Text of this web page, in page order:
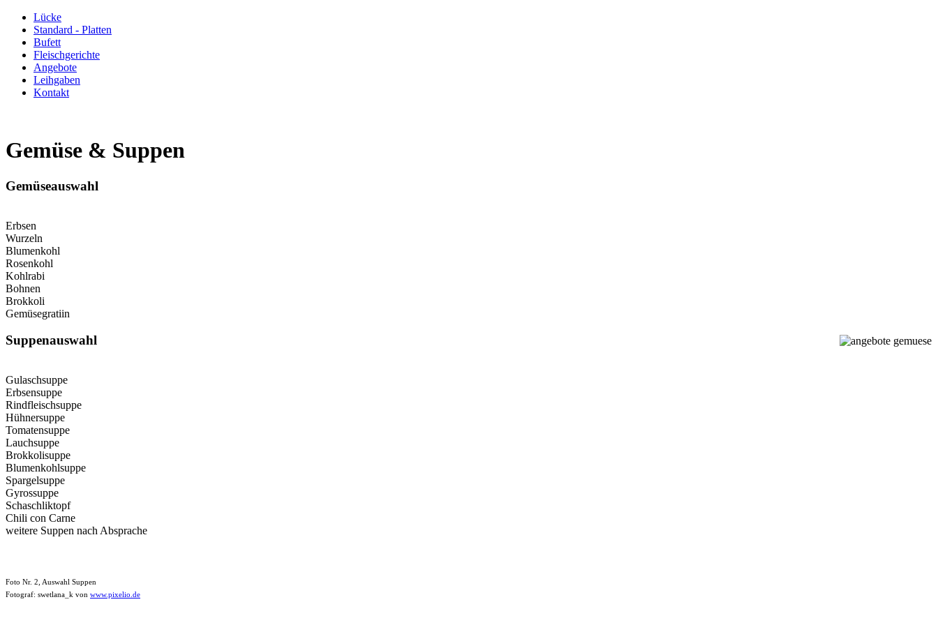
Lücke
Standard - Platten
Bufett
Fleischgerichte
Angebote
Leihgaben
Kontakt
Gemüse & Suppen
Gemüseauswahl
Erbsen
Wurzeln
Blumenkohl
Rosenkohl
Kohlrabi
Bohnen
Brokkoli
Gemüsegratiin
Suppenauswahl
Gulaschsuppe
Erbsensuppe
Rindfleischsuppe
Hühnersuppe
Tomatensuppe
Lauchsuppe
Brokkolisuppe
Blumenkohlsuppe
Spargelsuppe
Gyrossuppe
Schaschliktopf
Chili con Carne
weitere Suppen nach Absprache
Foto Nr. 2, Auswahl Suppen
Fotograf: swetlana_k von www.pixelio.de